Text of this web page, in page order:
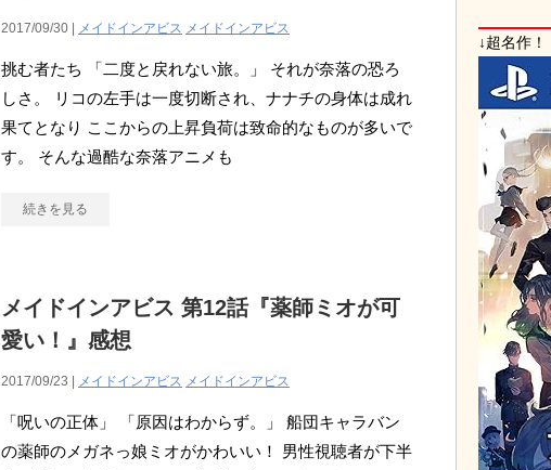
2017/09/30 | メイドインアビス メイドインアビス
挑む者たち 「二度と戻れない旅。」 それが奈落の恐ろ
しさ。 リコの左手は一度切断され、ナナチの身体は成れ
果てとなり ここからの上昇負荷は致命的なものが多いで
す。 そんな過酷な奈落アニメも
続きを見る
メイドインアビス 第12話『薬師ミオが可
愛い！』感想
2017/09/23 | メイドインアビス メイドインアビス
「呪いの正体」 「原因はわからず。」 船団キャラバン
の薬師のメガネっ娘ミオがかわいい！ 男性視聴者が下半
↓超名作！